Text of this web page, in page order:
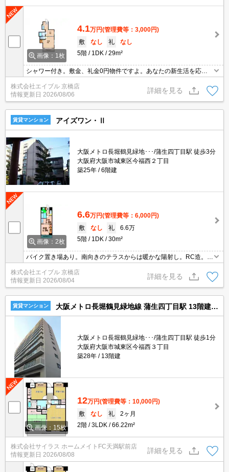
画像：1枚
4.1万円(管理費等：3,000円)
敷
なし 礼
なし
5階
1DK 29m²
シャワー付き。敷金、礼金0円物件ですよ。あなたの新生活を応援
します。住環境をあなたの目でお確かめください。
株式会社エイブル 京橋店
情報更新日 2026/08/06
詳細を見る
賃貸マンション アイズワン・Ⅱ
大阪メトロ長堀鶴見緑地･･･/蒲生四丁目駅 徒歩3分
大阪府大阪市城東区今福西２丁目
築25年
6階建
画像：2枚
6.6万円(管理費等：6,000円)
敷
なし 礼
6.6万
5階
1DK 30m²
バイク置き場あり。南向きのテラスからは暖かな陽射し。RC造。追
い焚き・エアコン・浴室乾燥機付きで設備充実!。角部屋をお探しの
方に。
株式会社エイブル 京橋店
情報更新日 2026/08/04
詳細を見る
賃貸マンション 大阪メトロ長堀鶴見緑地線 蒲生四丁目駅 13階建 築28年
大阪メトロ長堀鶴見緑地･･･/蒲生四丁目駅 徒歩1分
大阪府大阪市城東区今福西３丁目
築28年
13階建
画像：15枚
12万円(管理費等：10,000円)
敷
なし 礼
2ヶ月
2階
3LDK 66.22m²
株式会社サイラス ホームメイトFC天満駅前店
情報更新日 2026/08/08
詳細を見る